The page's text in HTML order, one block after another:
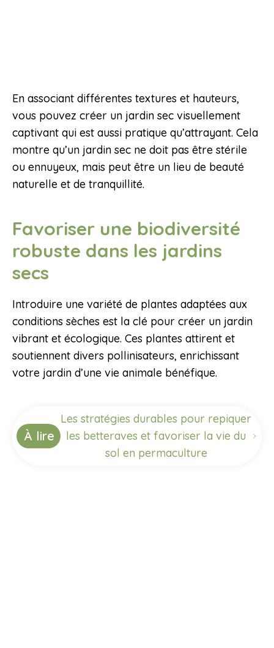
En associant différentes textures et hauteurs,
vous pouvez créer un jardin sec visuellement
captivant qui est aussi pratique qu’attrayant. Cela
montre qu’un jardin sec ne doit pas être stérile
ou ennuyeux, mais peut être un lieu de beauté
naturelle et de tranquillité.
Favoriser une biodiversité
robuste dans les jardins
secs
Introduire une variété de plantes adaptées aux
conditions sèches est la clé pour créer un jardin
vibrant et écologique. Ces plantes attirent et
soutiennent divers pollinisateurs, enrichissant
votre jardin d’une vie animale bénéfique.
À lire
Les stratégies durables pour repiquer
les betteraves et favoriser la vie du
sol en permaculture